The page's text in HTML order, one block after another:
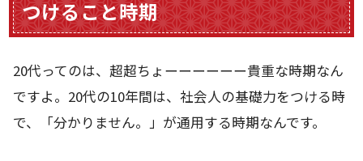
つけること時期
20代ってのは、超超ちょーーーーーー貴重な時期なん
ですよ。20代の10年間は、社会人の基礎力をつける時
で、「分かりません。」が通用する時期なんです。